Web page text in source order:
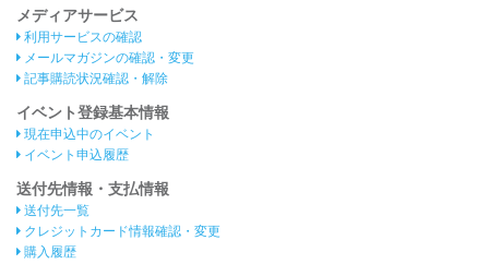
メディアサービス
利用サービスの確認
メールマガジンの確認・変更
記事購読状況確認・解除
イベント登録基本情報
現在申込中のイベント
イベント申込履歴
送付先情報・支払情報
送付先一覧
クレジットカード情報確認・変更
購入履歴